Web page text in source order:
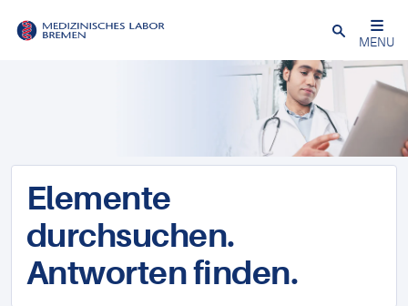
Schließen
MENU
Elemente
durchsuchen.
Antworten finden.